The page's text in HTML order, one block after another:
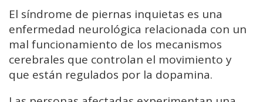
El síndrome de piernas inquietas es una
enfermedad neurológica relacionada con un
mal funcionamiento de los mecanismos
cerebrales que controlan el movimiento y
que están regulados por la dopamina.